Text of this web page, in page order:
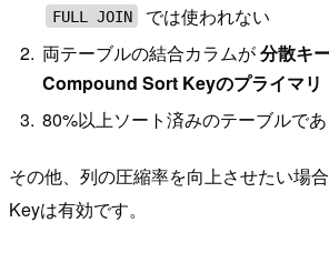
FULL JOIN
では使われない
両テーブルの結合カラムが分散キ
Compound Sort Keyのプライマリ
80%以上ソート済みのテーブルで
その他、列の圧縮率を向上させたい場
Keyは有効です。